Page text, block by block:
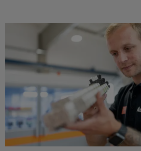
vostra
industria. Le
Industrial
Connectivity.